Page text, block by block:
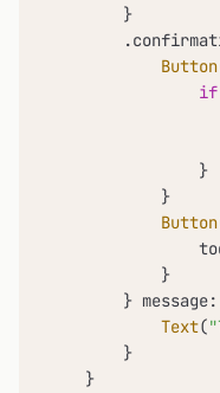
        }
Button
if
                }
            }
Button
            }
}
Text(
        }
    }